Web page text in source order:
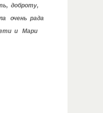
доброту,
очень рада
и Мари